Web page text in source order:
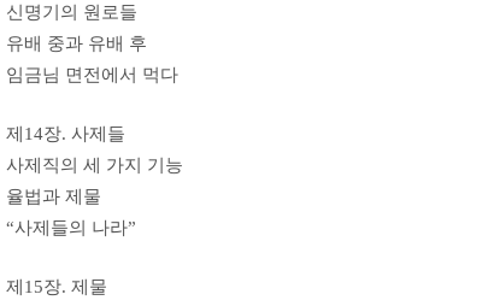
신명기의 원로들
유배 중과 유배 후
임금님 면전에서 먹다
제14장. 사제들
사제직의 세 가지 기능
율법과 제물
“사제들의 나라”
제15장. 제물